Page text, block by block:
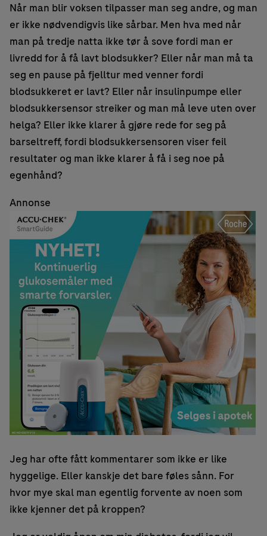
Når man blir voksen tilpasser man seg andre, og man
er ikke nødvendigvis like sårbar. Men hva med når
man på tredje natta ikke tør å sove fordi man er
livredd for å få lavt blodsukker? Eller når man må ta
seg en pause på fjelltur med venner fordi
blodsukkeret er lavt? Eller når insulinpumpe eller
blodsukkersensor streiker og man må leve uten over
helga? Eller ikke klarer å gjøre rede for seg på
barseltreff, fordi blodsukkersensoren viser feil
resultater og man ikke klarer å få i seg noe på
egenhånd?
Annonse
Jeg har ofte fått kommentarer som ikke er like
hyggelige. Eller kanskje det bare føles sånn. For
hvor mye skal man egentlig forvente av noen som
ikke kjenner det på kroppen?